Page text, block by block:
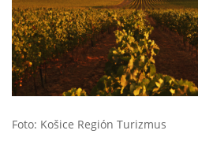
Foto: Košice Región Turizmus